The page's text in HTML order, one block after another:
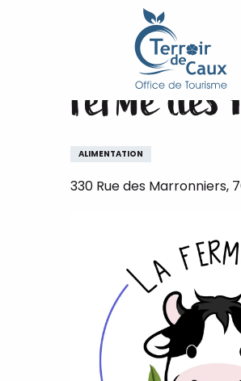
Ferme des Hortensias
Ferme
ALIMENTATION
330 Rue des Marronniers,